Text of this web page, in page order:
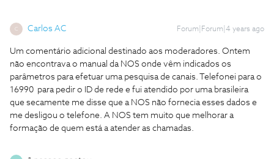
C Carlos AC Forum|Forum|4 years ago
Um comentário adicional destinado aos moderadores. Ontem
não encontrava o manual da NOS onde vêm indicados os
parâmetros para efetuar uma pesquisa de canais. Telefonei para o
16990 para pedir o ID de rede e fui atendido por uma brasileira
que secamente me disse que a NOS não fornecia esses dados e
me desligou o telefone. A NOS tem muito que melhorar a
formação de quem está a atender as chamadas.